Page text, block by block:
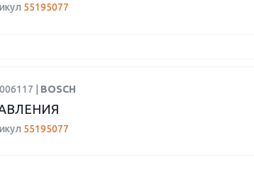
55195077
| BOSCH
55195077